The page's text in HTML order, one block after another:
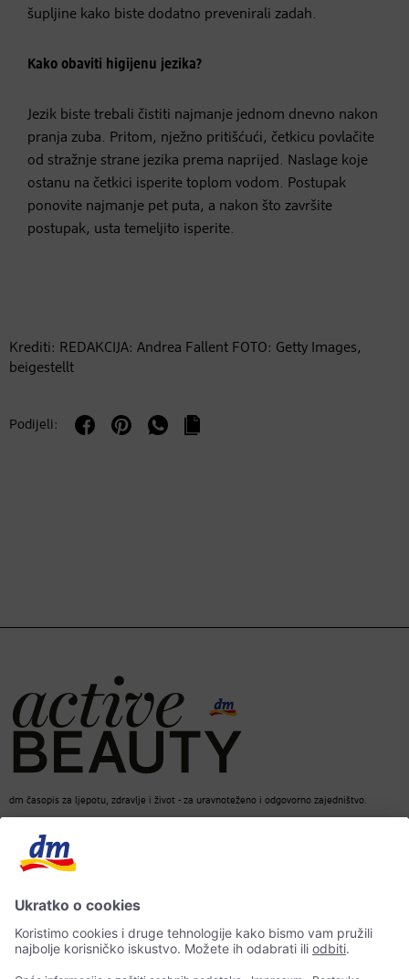
šupljine kako biste dodatno prevenirali zadah.
Kako obaviti higijenu jezika?
Jezik biste trebali čistiti najmanje jednom dnevno nakon
pranja zuba. Pritom, nježno pritišćući, četkicu povlačite
od stražnje strane jezika prema naprijed. Naslage koje
ostanu na četkici isperite toplom vodom. Postupak
ponovite najmanje pet puta, a nakon što završite
postupak, usta temeljito isperite.
Krediti: REDAKCIJA: Andrea Fallent FOTO: Getty Images,
beigestellt
Podijeli:
dm časopis za ljepotu, zdravlje i život - za uravnoteženo i odgovorno zajedništvo.